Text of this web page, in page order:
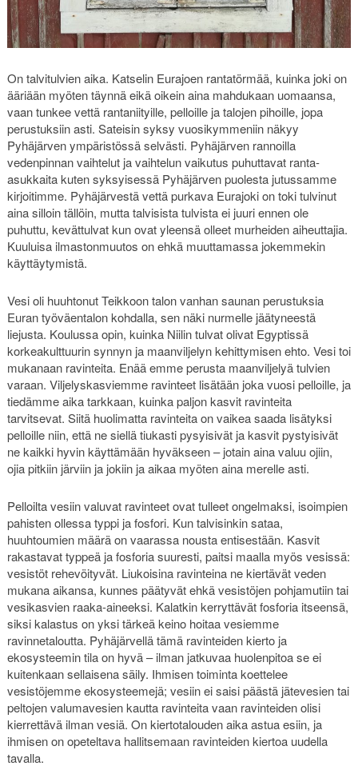
On talvitulvien aika. Katselin Eurajoen rantatörmää, kuinka joki on
ääriään myöten täynnä eikä oikein aina mahdukaan uomaansa,
vaan tunkee vettä rantaniityille, pelloille ja talojen pihoille, jopa
perustuksiin asti. Sateisin syksy vuosikymmeniin näkyy
Pyhäjärven ympäristössä selvästi. Pyhäjärven rannoilla
vedenpinnan vaihtelut ja vaihtelun vaikutus puhuttavat ranta-
asukkaita kuten syksyisessä Pyhäjärven puolesta jutussamme
kirjoitimme. Pyhäjärvestä vettä purkava Eurajoki on toki tulvinut
aina silloin tällöin, mutta talvisista tulvista ei juuri ennen ole
puhuttu, kevättulvat kun ovat yleensä olleet murheiden aiheuttajia.
Kuuluisa ilmastonmuutos on ehkä muuttamassa jokemmekin
käyttäytymistä.
Vesi oli huuhtonut Teikkoon talon vanhan saunan perustuksia
Euran työväentalon kohdalla, sen näki nurmelle jäätyneestä
liejusta. Koulussa opin, kuinka Niilin tulvat olivat Egyptissä
korkeakulttuurin synnyn ja maanviljelyn kehittymisen ehto. Vesi toi
mukanaan ravinteita. Enää emme perusta maanviljelyä tulvien
varaan. Viljelyskasviemme ravinteet lisätään joka vuosi pelloille, ja
tiedämme aika tarkkaan, kuinka paljon kasvit ravinteita
tarvitsevat. Siitä huolimatta ravinteita on vaikea saada lisätyksi
pelloille niin, että ne siellä tiukasti pysyisivät ja kasvit pystyisivät
ne kaikki hyvin käyttämään hyväkseen – jotain aina valuu ojiin,
ojia pitkiin järviin ja jokiin ja aikaa myöten aina merelle asti.
Pelloilta vesiin valuvat ravinteet ovat tulleet ongelmaksi, isoimpien
pahisten ollessa typpi ja fosfori. Kun talvisinkin sataa,
huuhtoumien määrä on vaarassa nousta entisestään. Kasvit
rakastavat typpeä ja fosforia suuresti, paitsi maalla myös vesissä:
vesistöt rehevöityvät. Liukoisina ravinteina ne kiertävät veden
mukana aikansa, kunnes päätyvät ehkä vesistöjen pohjamutiin tai
vesikasvien raaka-aineeksi. Kalatkin kerryttävät fosforia itseensä,
siksi kalastus on yksi tärkeä keino hoitaa vesiemme
ravinnetaloutta. Pyhäjärvellä tämä ravinteiden kierto ja
ekosysteemin tila on hyvä – ilman jatkuvaa huolenpitoa se ei
kuitenkaan sellaisena säily. Ihmisen toiminta koettelee
vesistöjemme ekosysteemejä; vesiin ei saisi päästä jätevesien tai
peltojen valumavesien kautta ravinteita vaan ravinteiden olisi
kierrettävä ilman vesiä. On kiertotalouden aika astua esiin, ja
ihmisen on opeteltava hallitsemaan ravinteiden kiertoa uudella
tavalla.